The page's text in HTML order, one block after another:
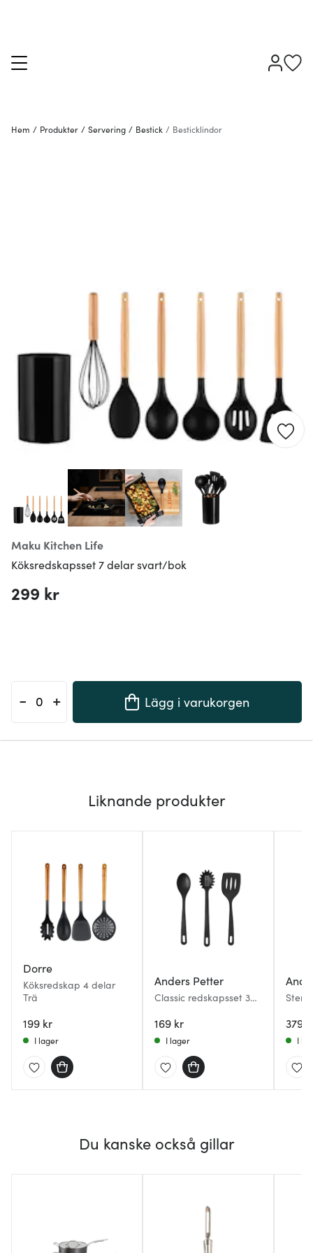
Hem / Produkter / Servering / Bestick / Besticklindor
Maku Kitchen Life
Köksredskapsset 7 delar svart/bok
299 kr
- + Lägg i varukorgen
Liknande produkter
Dorre
Köksredskap 4 delar
Trä
199 kr
I lager
Anders Petter
Classic redskapsset 3
169 kr
I lager
379
I
Du kanske också gillar